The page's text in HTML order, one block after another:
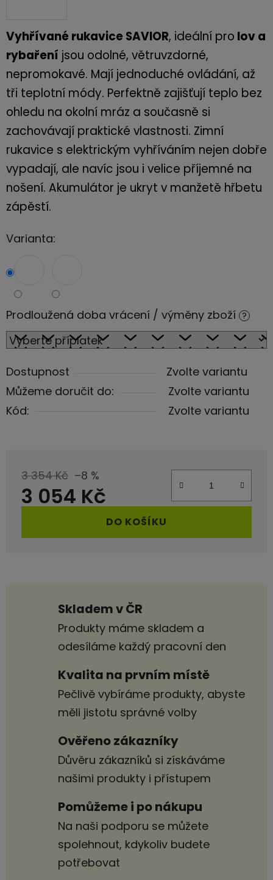
Vyhřívané rukavice SAVIOR, ideální pro lov a
rybaření jsou odolné, větruvzdorné,
nepromokavé. Mají jednoduché ovládání, až
tři teplotní módy. Perfektně zajišťují teplo bez
ohledu na okolní mráz a současně si
zachovávají praktické vlastnosti. Zimní
rukavice s elektrickým vyhříváním nejen dobře
vypadají, ale navíc jsou i velice příjemné na
nošení. Akumulátor je ukryt v manžetě hřbetu
zápěstí.
Varianta:
Prodloužená doba vrácení / výměny zboží ?
Dostupnost
Zvolte variantu
Můžeme doručit do:
Zvolte variantu
Kód:
Zvolte variantu
3 354 Kč –8 %
3 054 Kč
DO KOŠÍKU
Skladem v ČR
Produkty máme skladem a
odesíláme každý pracovní den
Kvalita na prvním místě
Pečlivě vybíráme produkty, abyste
měli jistotu správné volby
Ověřeno zákazníky
Důvěru zákazníků si získáváme
našimi produkty i přístupem
Pomůžeme i po nákupu
Na naši podporu se můžete
spolehnout, kdykoliv budete
potřebovat